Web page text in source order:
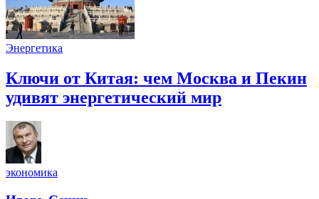
Энергетика
Ключи от Китая: чем Москва и Пекин
удивят энергетический мир
экономика